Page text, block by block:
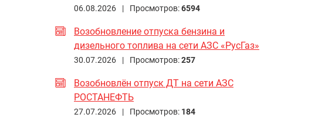
06.08.2026 | Просмотров:6594
Возобновление отпуска бензина и
дизельного топлива на сети АЗС «РусГаз»
30.07.2026 | Просмотров:257
Возобновлён отпуск ДТ на сети АЗС
РОСТАНЕФТЬ
27.07.2026 | Просмотров: 184